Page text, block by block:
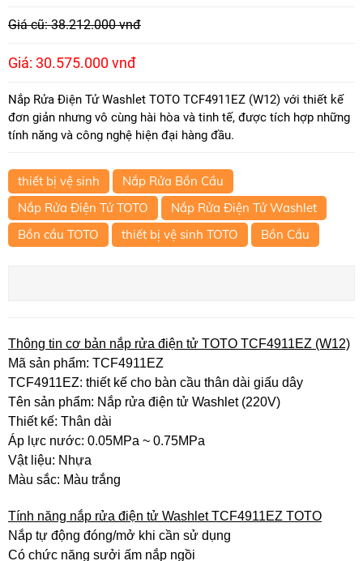
Giá cũ: 38.212.000 vnđ
Giá: 30.575.000 vnđ
Nắp Rửa Điện Tử Washlet TOTO TCF4911EZ (W12) với thiết kế
đơn giản nhưng vô cùng hài hòa và tinh tế, được tích hợp những
tính năng và công nghệ hiện đại hàng đầu.
thiết bị vệ sinh
Nắp Rửa Bồn Cầu
Nắp Rửa Điện Tử TOTO
Nắp Rửa Điện Tử Washlet
Bồn cầu TOTO
thiết bị vệ sinh TOTO Bồn Cầu
Thông tin cơ bản nắp rửa điện tử TOTO TCF4911EZ (W12)
Mã sản phẩm: TCF4911EZ
TCF4911EZ: thiết kế cho bàn cầu thân dài giấu dây
Tên sản phẩm: Nắp rửa điện tử Washlet (220V)
Thiết kế: Thân dài
Áp lực nước: 0.05MPa ~ 0.75MPa
Vật liệu: Nhựa
Màu sắc: Màu trắng
Tính năng nắp rửa điện tử Washlet TCF4911EZ TOTO
Nắp tự động đóng/mở khi cần sử dụng
Có chức năng sưởi ấm nắp ngồi